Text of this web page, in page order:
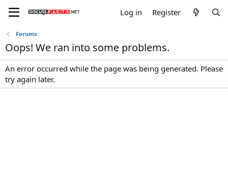
Log in Register
Forums
Oops! We ran into some problems.
An error occurred while the page was being generated. Please
try again later.